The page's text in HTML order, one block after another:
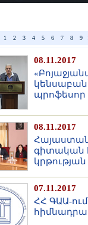
1 2 3 4 5 6 7 8 9
08.11.2017
պրոֆեսոր
08.11.2017
գիտական
07.11.2017
ՀՀ ԳԱԱ-